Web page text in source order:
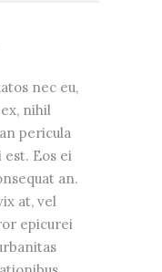
nec eu,
nihil
pericula
Eos ei
an.
at, vel
epicurei